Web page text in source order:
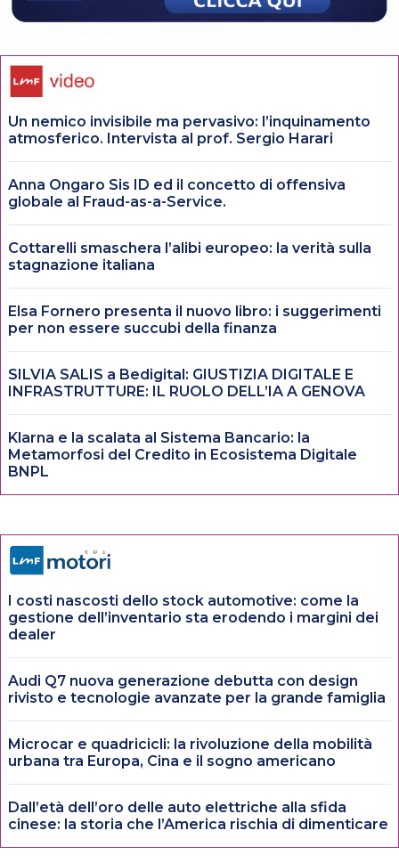
Un nemico invisibile ma pervasivo: l’inquinamento
atmosferico. Intervista al prof. Sergio Harari
Anna Ongaro Sis ID ed il concetto di offensiva
globale al Fraud-as-a-Service.
Cottarelli smaschera l’alibi europeo: la verità sulla
stagnazione italiana
Elsa Fornero presenta il nuovo libro: i suggerimenti
per non essere succubi della finanza
SILVIA SALIS a Bedigital: GIUSTIZIA DIGITALE E
INFRASTRUTTURE: IL RUOLO DELL’IA A GENOVA
Klarna e la scalata al Sistema Bancario: la
Metamorfosi del Credito in Ecosistema Digitale
BNPL
I costi nascosti dello stock automotive: come la
gestione dell’inventario sta erodendo i margini dei
dealer
Audi Q7 nuova generazione debutta con design
rivisto e tecnologie avanzate per la grande famiglia
Microcar e quadricicli: la rivoluzione della mobilità
urbana tra Europa, Cina e il sogno americano
Dall’età dell’oro delle auto elettriche alla sfida
cinese: la storia che l’America rischia di dimenticare